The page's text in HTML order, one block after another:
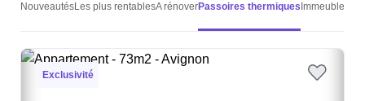
NouveautésLes plus rentablesA rénoverPassoires thermiques Immeubles
Exclusivité